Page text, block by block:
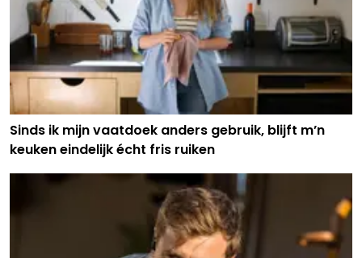
Sinds ik mijn vaatdoek anders gebruik, blijft m’n
keuken eindelijk écht fris ruiken